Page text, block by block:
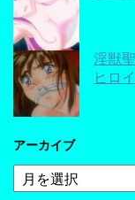
淫獣
ヒロ
アーカイブ
ア
ー